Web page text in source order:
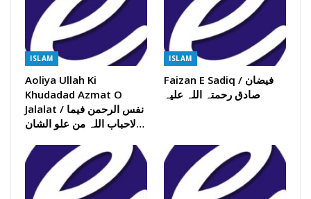
ISLAM
Aoliya Ullah Ki
Khudadad Azmat O
Jalalat / نفس الرحمن فیما
لاحباب اللہ من علو الشان…
ISLAM
Faizan E Sadiq / فیضان
صادق رحمتہ اللہ علیہ